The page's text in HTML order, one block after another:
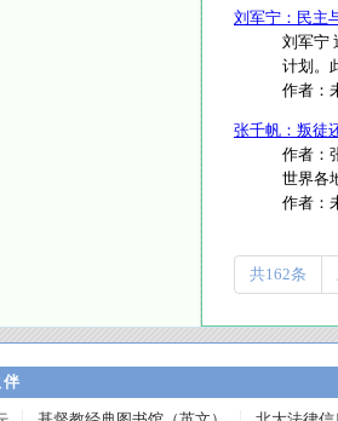
刘军宁：民主
刘军宁
计划。
作者：
张千帆：叛徒
作者：
世界各
作者：
共162条